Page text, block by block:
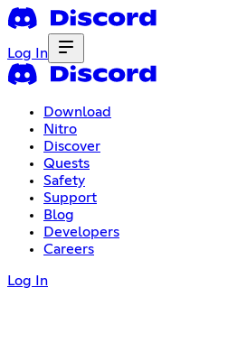
Log In
Download
Nitro
Discover
Quests
Safety
Support
Blog
Developers
Careers
Log In